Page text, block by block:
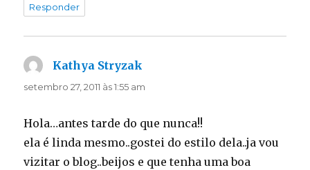
Responder
Kathya Stryzak
setembro 27, 2011 às 1:55 am
Hola…antes tarde do que nunca!!
ela é linda mesmo..gostei do estilo dela..ja vou
vizitar o blog..beijos e que tenha uma boa